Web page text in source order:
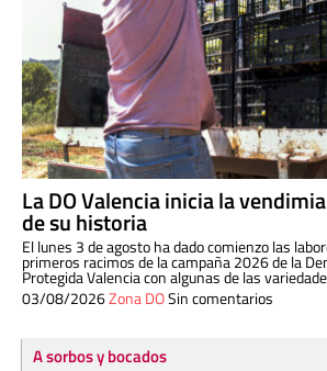
La DO Valencia inicia la
de su historia
El lunes 3 de agosto ha dado comienzo las
primeros racimos de la campaña 2026 de la
Protegida Valencia con algunas de las
03/08/2026Zona DOSin comentarios
A sorbos y bocados